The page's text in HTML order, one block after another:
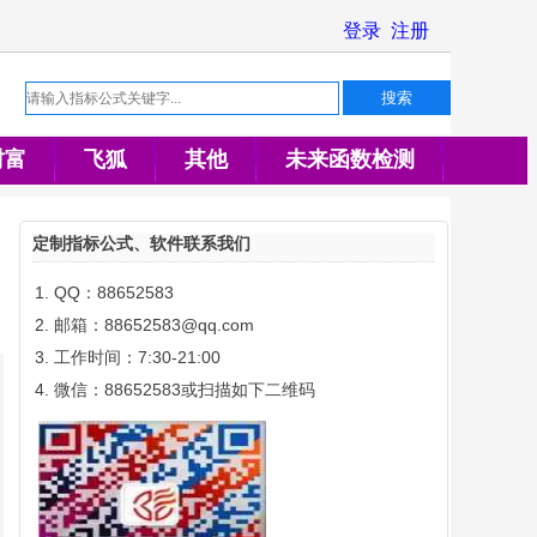
飞狐 其他 未来函数检测
定制指标公式、软件联系我们
QQ：88652583
邮箱：88652583@qq.com
工作时间：7:30-21:00
微信：88652583或扫描如下二维码